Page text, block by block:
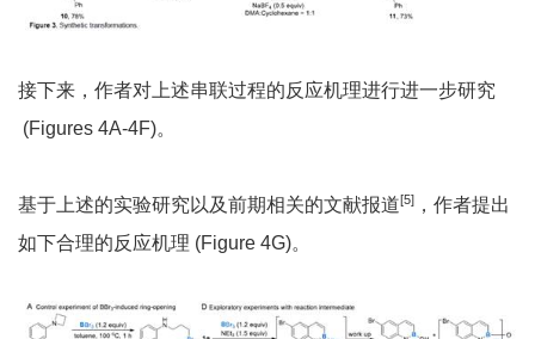
接下来，作者对上述串联过程的反应机理进行进一步研究
(Figures 4A-4F)。
基于上述的实验研究以及前期相关的文献报道[5] ，作者提出
如下合理的反应机理 (Figure 4G)。